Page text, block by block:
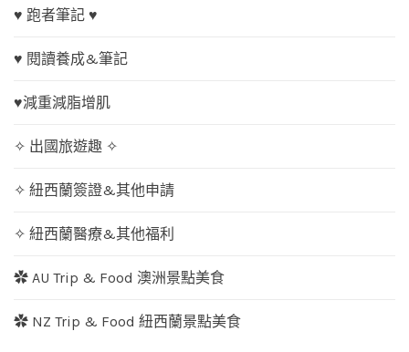
♥ 跑者筆記 ♥
♥ 閱讀養成&筆記
♥減重減脂增肌
✧ 出國旅遊趣 ✧
✧ 紐西蘭簽證&其他申請
✧ 紐西蘭醫療&其他福利
✿ AU Trip & Food 澳洲景點美食
✿ NZ Trip & Food 紐西蘭景點美食